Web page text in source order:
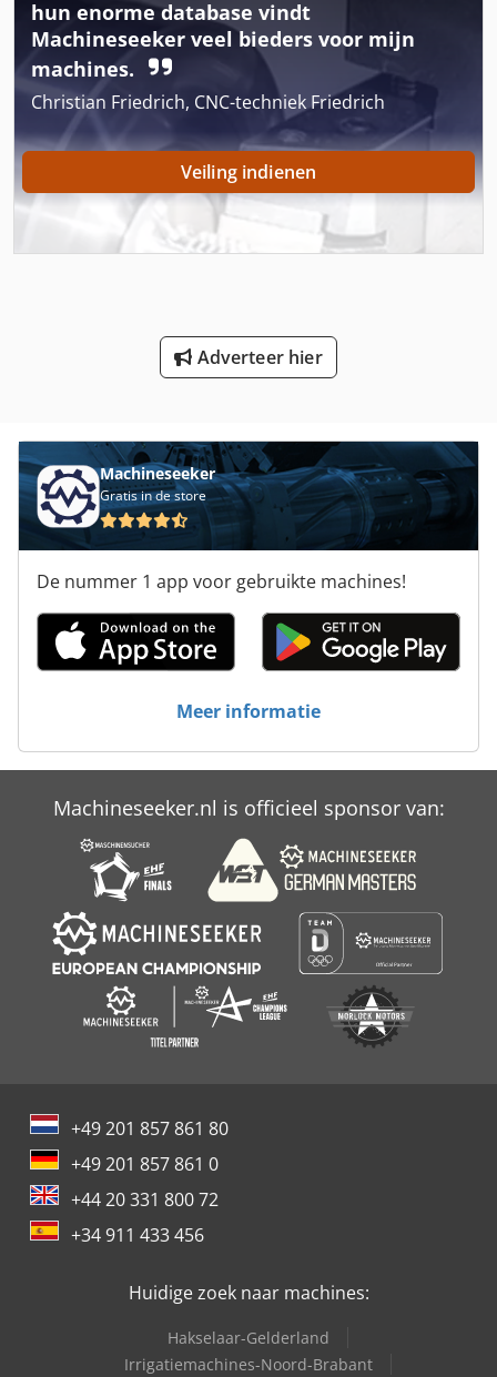
German
Gkt 60
Hijs Systeem
Hoofd Van Een Deel Van
Hsc 20 Linear
International 433
Meten Van De Plaat
Nu 204
Platform Type Mb
Tur 560
Veiligheid En Gezondheid
Voertuigen
hun enorme database vindt
Machineseeker veel bieders voor mijn
machines.
Christian Friedrich, CNC-techniek Friedrich
Veiling indienen
Adverteer hier
Machineseeker
Gratis in de store
De nummer 1 app voor gebruikte machines!
Meer informatie
Machineseeker.nl is officieel sponsor van:
+49 201 857 861 80
+49 201 857 861 0
+44 20 331 800 72
+34 911 433 456
Huidige zoek naar machines:
Hakselaar-Gelderland
Irrigatiemachines-Noord-Brabant